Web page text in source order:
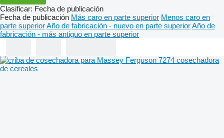
Clasificar: Fecha de publicación
Fecha de publicación Más caro en parte superior Menos caro en
parte superiorAño de fabricación - nuevo en parte superiorAño de
fabricación - más antiguo en parte superior